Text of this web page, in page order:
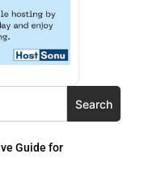
Search
Guide for